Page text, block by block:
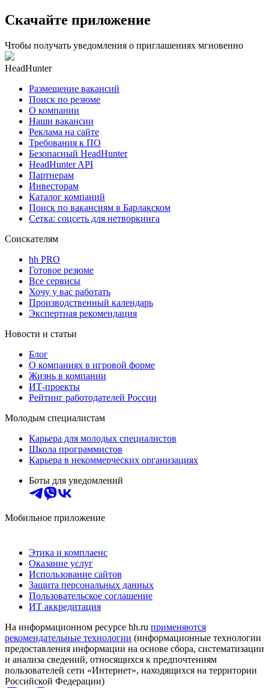
Скачайте приложение
Чтобы получать уведомления о приглашениях мгновенно
HeadHunter
Размещение вакансий
Поиск по резюме
О компании
Наши вакансии
Реклама на сайте
Требования к ПО
Безопасный HeadHunter
HeadHunter API
Партнерам
Инвесторам
Каталог компаний
Поиск по вакансиям в Барлакском
Сетка: соцсеть для нетворкинга
Соискателям
hh PRO
Готовое резюме
Все сервисы
Хочу у вас работать
Производственный календарь
Экспертная рекомендация
Новости и статьи
Блог
О компаниях в игровой форме
Жизнь в компании
ИТ-проекты
Рейтинг работодателей России
Молодым специалистам
Карьера для молодых специалистов
Школа программистов
Карьера в некоммерческих организациях
Боты для уведомлений
Мобильное приложение
Этика и комплаенс
Оказание услуг
Использование сайтов
Защита персональных данных
Пользовательское соглашение
ИТ аккредитация
На информационном ресурсе hh.ru применяются
рекомендательные технологии (информационные технологии
предоставления информации на основе сбора, систематизации
и анализа сведений, относящихся к предпочтениям
пользователей сети «Интернет», находящихся на территории
Российской Федерации)